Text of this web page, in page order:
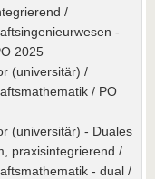
/
-
2025
(universitär) /
/ PO
(universitär) - Duales
praxisintegrierend /
- dual /